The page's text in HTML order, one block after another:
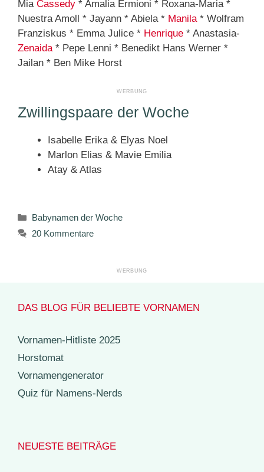
Mia Cassedy * Amalia Ermioni * Roxana-Maria *
Nuestra Amoll * Jayann * Abiela * Manila* Wolfram
Franziskus * Emma Julice * Henrique * Anastasia-
Zenaida* Pepe Lenni * Benedikt Hans Werner *
Jailan * Ben Mike Horst
Zwillingspaare der Woche
Isabelle Erika & Elyas Noel
Marlon Elias & Mavie Emilia
Atay & Atlas
Kategorien
Babynamen der Woche
20 Kommentare
DAS BLOG FÜR BELIEBTE VORNAMEN
Vornamen-Hitliste 2025
Horstomat
Vornamengenerator
Quiz für Namens-Nerds
NEUESTE BEITRÄGE